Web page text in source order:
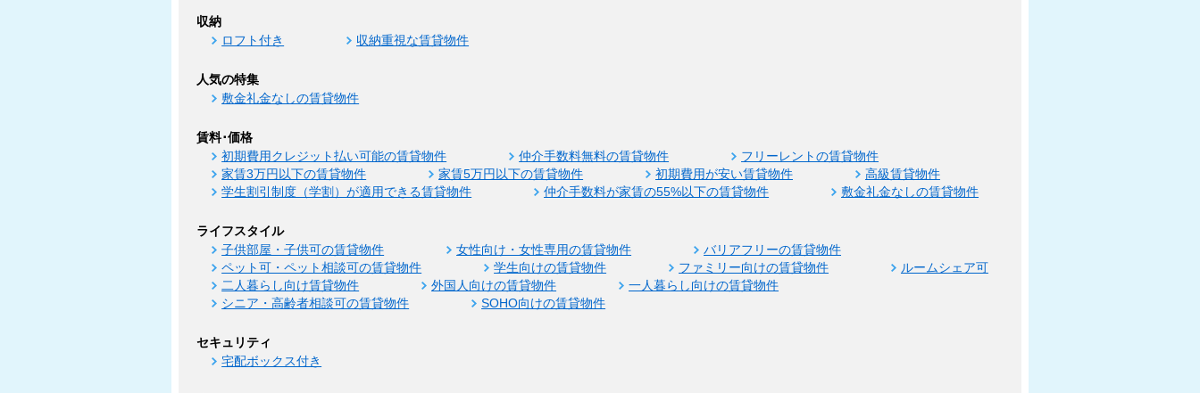
収納
ロフト付き 収納重視な賃貸物件
人気の特集
敷金礼金なしの賃貸物件
賃料･価格
初期費用クレジット払い可能の賃貸物件 仲介手数料無料の賃貸物件
フリーレントの賃貸物件
家賃3万円以下の賃貸物件
家賃5万円以下の賃貸物件 初期費用が安い賃貸物件
高級賃貸物件
学生割引制度（学割）が適用できる賃貸物件
仲介手数料が家賃の55%以下の賃貸物件 敷金礼金なしの賃貸物件
ライフスタイル
子供部屋・子供可の賃貸物件 女性向け・女性専用の賃貸物件
バリアフリーの賃貸物件
ペット可・ペット相談可の賃貸物件
学生向けの賃貸物件 ファミリー向けの賃貸物件
ルームシェア可
二人暮らし向け賃貸物件
外国人向けの賃貸物件
一人暮らし向けの賃貸物件
シニア・高齢者相談可の賃貸物件
SOHO向けの賃貸物件
セキュリティ
宅配ボックス付き